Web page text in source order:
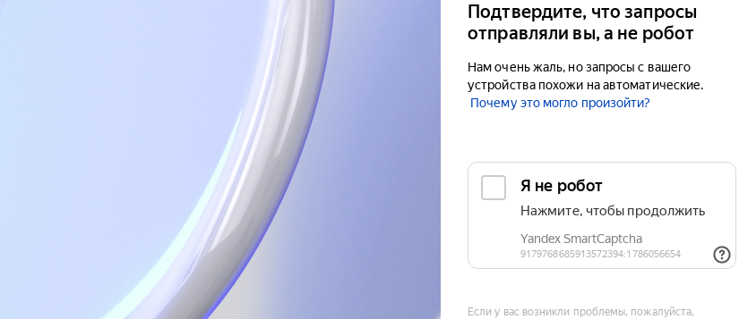
Подтвердите, что запросы
отправляли вы, а не робот
Нам очень жаль, но запросы с вашего
устройства похожи на автоматические.
Почему это могло произойти?
Если у вас возникли проблемы, пожалуйста,